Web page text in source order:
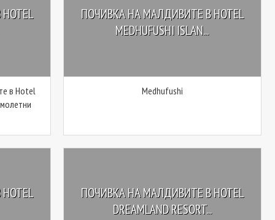
в Hotel
ПОЧИВКА НА МАЛДИВИТЕ В HOTEL
MEDHUFUSHI ISLAN...
Medhufushi
ПОЧИВКА НА МАЛДИВИТЕ В HOTEL
DREAMLAND RESORT...